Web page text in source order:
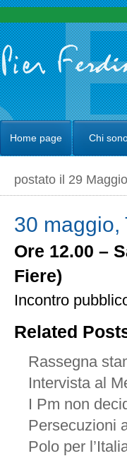
Home page Chi
postato il 29
30 maggio,
Ore 12.00 –
Fiere)
Incontro
Related
Rassegna
Intervista al
I Pm non
Persecuzioni
Polo per